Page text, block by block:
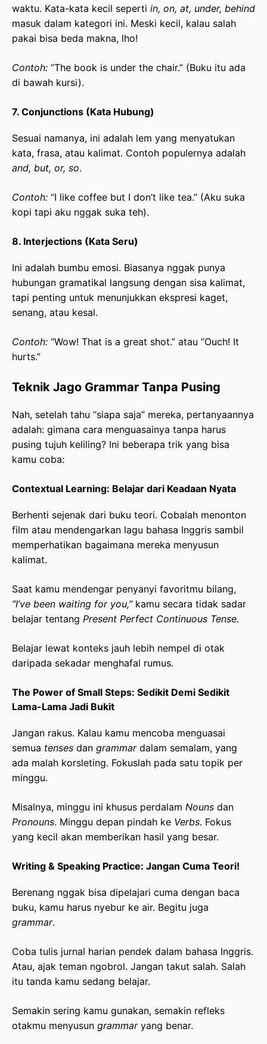
waktu. Kata-kata kecil seperti in, on, at, under, behind
masuk dalam kategori ini. Meski kecil, kalau salah
pakai bisa beda makna, lho!
Contoh: “The book is under the chair.” (Buku itu ada
di bawah kursi).
7. Conjunctions (Kata Hubung)
Sesuai namanya, ini adalah lem yang menyatukan
kata, frasa, atau kalimat. Contoh populernya adalah
and, but, or, so.
Contoh: “I like coffee but I don’t like tea.” (Aku suka
kopi tapi aku nggak suka teh).
8. Interjections (Kata Seru)
Ini adalah bumbu emosi. Biasanya nggak punya
hubungan gramatikal langsung dengan sisa kalimat,
tapi penting untuk menunjukkan ekspresi kaget,
senang, atau kesal.
Contoh: “Wow! That is a great shot.” atau “Ouch! It
hurts.”
Teknik Jago Grammar Tanpa Pusing
Nah, setelah tahu “siapa saja” mereka, pertanyaannya
adalah: gimana cara menguasainya tanpa harus
pusing tujuh keliling? Ini beberapa trik yang bisa
kamu coba:
Contextual Learning: Belajar dari Keadaan Nyata
Berhenti sejenak dari buku teori. Cobalah menonton
film atau mendengarkan lagu bahasa Inggris sambil
memperhatikan bagaimana mereka menyusun
kalimat.
Saat kamu mendengar penyanyi favoritmu bilang,
“I’ve been waiting for you,”kamu secara tidak sadar
belajar tentang Present Perfect Continuous Tense.
Belajar lewat konteks jauh lebih nempel di otak
daripada sekadar menghafal rumus.
The Power of Small Steps: Sedikit Demi Sedikit
Lama-Lama Jadi Bukit
Jangan rakus. Kalau kamu mencoba menguasai
semua tenses dan grammardalam semalam, yang
ada malah korsleting. Fokuslah pada satu topik per
minggu.
Misalnya, minggu ini khusus perdalam Nouns dan
Pronouns. Minggu depan pindah ke Verbs. Fokus
yang kecil akan memberikan hasil yang besar.
Writing & Speaking Practice: Jangan Cuma Teori!
Berenang nggak bisa dipelajari cuma dengan baca
buku, kamu harus nyebur ke air. Begitu juga
grammar.
Coba tulis jurnal harian pendek dalam bahasa Inggris.
Atau, ajak teman ngobrol. Jangan takut salah. Salah
itu tanda kamu sedang belajar.
Semakin sering kamu gunakan, semakin refleks
otakmu menyusun grammaryang benar.